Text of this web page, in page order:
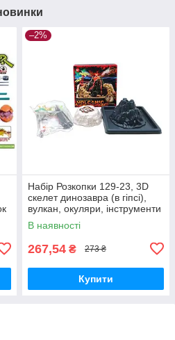
–2%
Набір Розкопки 129-23, 3D
скелет динозавра (в гіпсі),
вулкан, окуляри, інструменти
В наявності
267,54 ₴ 273 ₴
Купити